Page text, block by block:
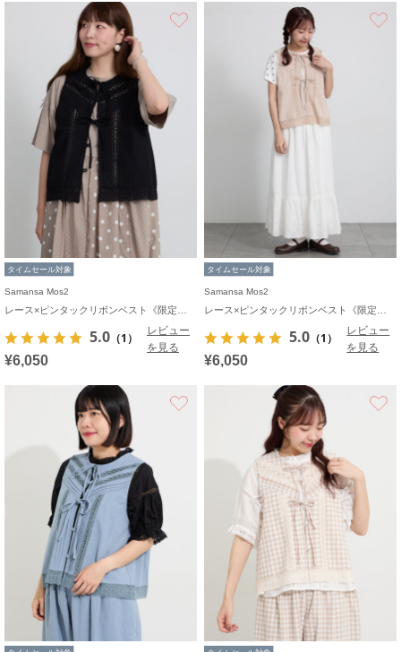
タイムセール対象
Samansa Mos2
5.0 （1）
レビュー
を見る
¥6,050
タイムセール対象
Samansa Mos2
5.0 （1）
レビュー
を見る
¥6,050